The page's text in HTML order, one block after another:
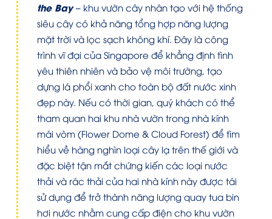
the Bay – khu vườn cây nhân tạo với hệ thống
siêu cây có khả năng tổng hợp năng lượng
mặt trời và lọc sạch không khí. Đây là công
trình vĩ đại của Singapore để khẳng định tình
yêu thiên nhiên và bảo vệ môi trường, tạo
dựng lá phổi xanh cho toàn bộ đất nước xinh
đẹp này. Nếu có thời gian, quý khách có thể
tham quan hai khu nhà vườn trong nhà kính
mái vòm (Flower Dome & Cloud Forest) để tìm
hiểu về hàng nghìn loại cây lạ trên thế giới và
đặc biệt tận mắt chứng kiến các loại nước
thải và rác thải của hai nhà kính này được tái
sử dụng để trở thành năng lượng quay tua bin
hơi nước nhằm cung cấp điện cho khu vườn